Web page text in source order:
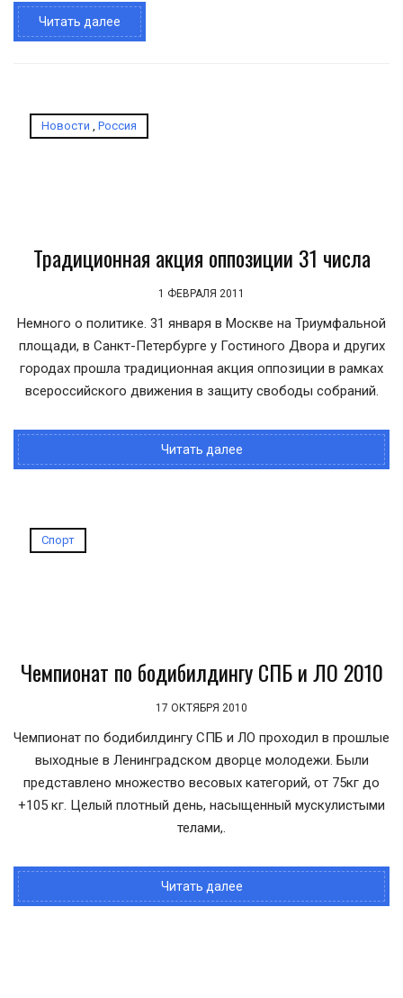
Читать далее
Новости , Россия
Традиционная акция оппозиции 31 числа
1 ФЕВРАЛЯ 2011
Немного о политике. 31 января в Москве на Триумфальной
площади, в Санкт-Петербурге у Гостиного Двора и других
городах прошла традиционная акция оппозиции в рамках
всероссийского движения в защиту свободы собраний.
Читать далее
Спорт
Чемпионат по бодибилдингу СПБ и ЛО 2010
17 ОКТЯБРЯ 2010
Чемпионат по бодибилдингу СПБ и ЛО проходил в прошлые
выходные в Ленинградском дворце молодежи. Были
представлено множество весовых категорий, от 75кг до
+105 кг. Целый плотный день, насыщенный мускулистыми
телами,.
Читать далее